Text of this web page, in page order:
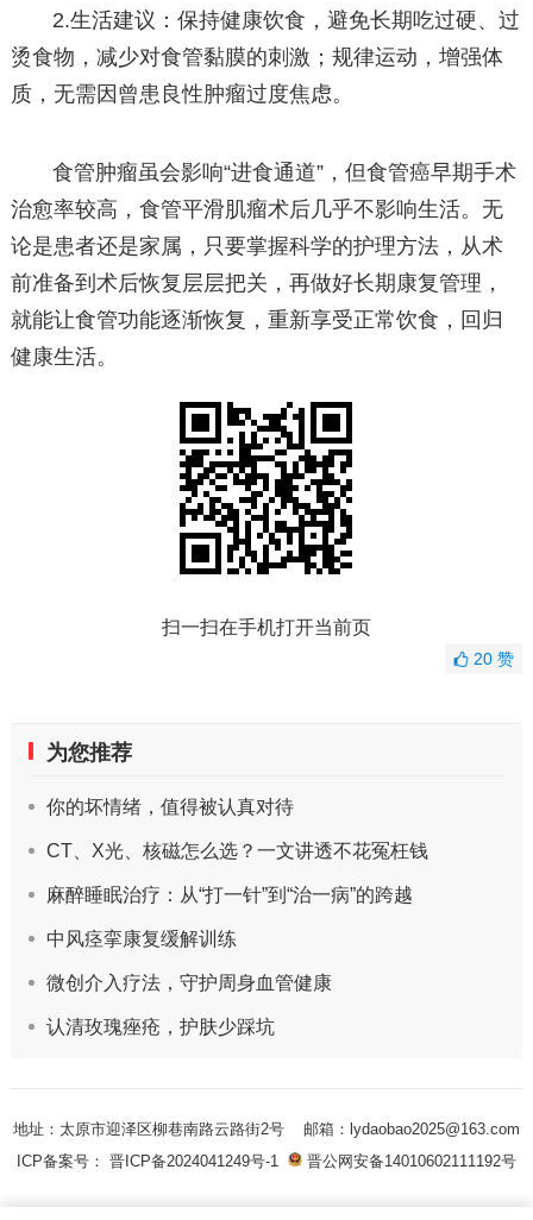
2.生活建议：保持健康饮食，避免长期吃过硬、过
烫食物，减少对食管黏膜的刺激；规律运动，增强体
质，无需因曾患良性肿瘤过度焦虑。
食管肿瘤虽会影响“进食通道”，但食管癌早期手术
治愈率较高，食管平滑肌瘤术后几乎不影响生活。无
论是患者还是家属，只要掌握科学的护理方法，从术
前准备到术后恢复层层把关，再做好长期康复管理，
就能让食管功能逐渐恢复，重新享受正常饮食，回归
健康生活。
扫一扫在手机打开当前页
20赞
为您推荐
你的坏情绪，值得被认真对待
CT、X光、核磁怎么选？一文讲透不花冤枉钱
麻醉睡眠治疗：从“打一针”到“治一病”的跨越
中风痉挛康复缓解训练
微创介入疗法，守护周身血管健康
认清玫瑰痤疮，护肤少踩坑
地址：太原市迎泽区柳巷南路云路街2号 邮箱：lydaobao2025@163.com
ICP备案号： 晋ICP备2024041249号-1
晋公网安备14010602111192号